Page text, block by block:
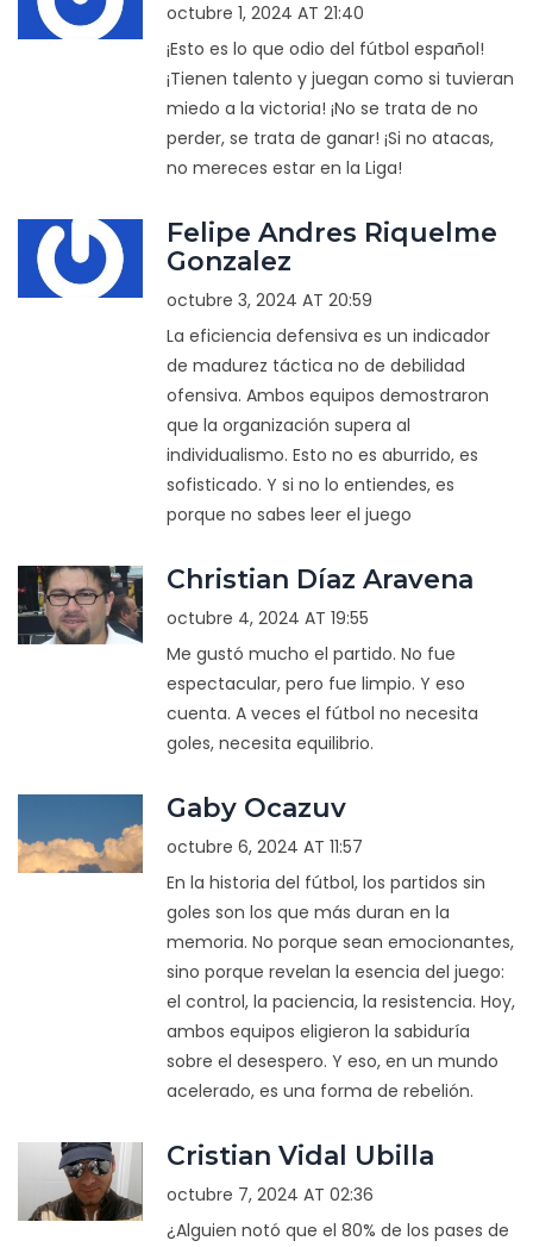
octubre 1, 2024 AT 21:40
¡Esto es lo que odio del fútbol español!
¡Tienen talento y juegan como si tuvieran
miedo a la victoria! ¡No se trata de no
perder, se trata de ganar! ¡Si no atacas,
no mereces estar en la Liga!
Felipe Andres Riquelme
Gonzalez
octubre 3, 2024 AT 20:59
La eficiencia defensiva es un indicador
de madurez táctica no de debilidad
ofensiva. Ambos equipos demostraron
que la organización supera al
individualismo. Esto no es aburrido, es
sofisticado. Y si no lo entiendes, es
porque no sabes leer el juego
Christian Díaz Aravena
octubre 4, 2024 AT 19:55
Me gustó mucho el partido. No fue
espectacular, pero fue limpio. Y eso
cuenta. A veces el fútbol no necesita
goles, necesita equilibrio.
Gaby Ocazuv
octubre 6, 2024 AT 11:57
En la historia del fútbol, los partidos sin
goles son los que más duran en la
memoria. No porque sean emocionantes,
sino porque revelan la esencia del juego:
el control, la paciencia, la resistencia. Hoy,
ambos equipos eligieron la sabiduría
sobre el desespero. Y eso, en un mundo
acelerado, es una forma de rebelión.
Cristian Vidal Ubilla
octubre 7, 2024 AT 02:36
¿Alguien notó que el 80% de los pases de